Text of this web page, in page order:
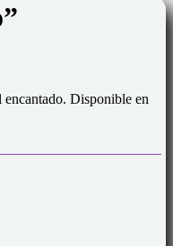
encantado. Disponible en